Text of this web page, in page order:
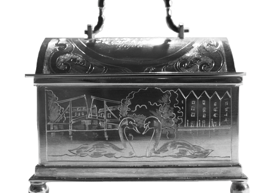
DOCUMENTAIRE
LINKS
IN DE MEDIA